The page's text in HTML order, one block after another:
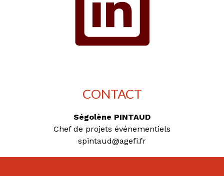
CONTACT
Ségolène PINTAUD
Chef de projets événementiels
spintaud@agefi.fr